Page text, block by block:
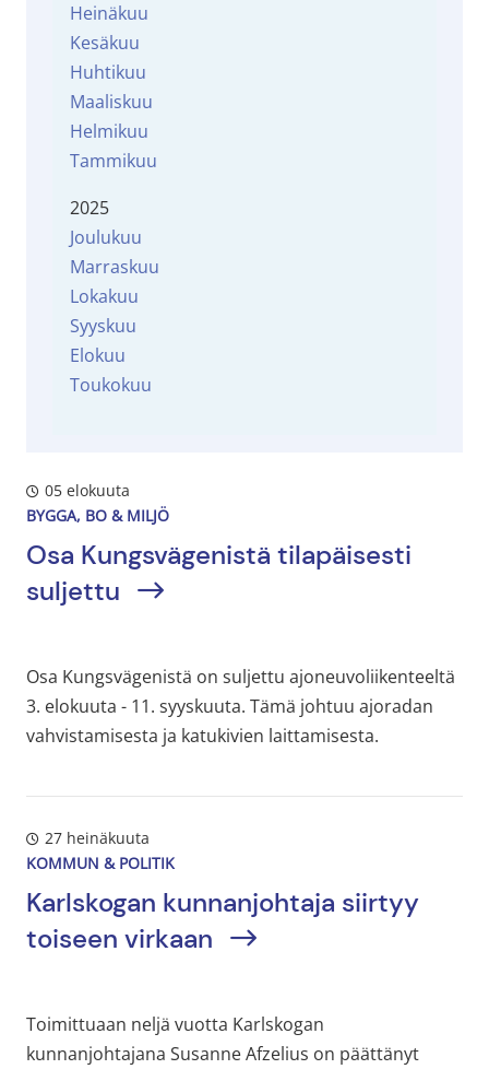
Heinäkuu
Kesäkuu
Huhtikuu
Maaliskuu
Helmikuu
Tammikuu
2025
Joulukuu
Marraskuu
Lokakuu
Syyskuu
Elokuu
Toukokuu
05 elokuuta
BYGGA, BO & MILJÖ
Osa Kungsvägenistä tilapäisesti
suljettu
Osa Kungsvägenistä on suljettu ajoneuvoliikenteeltä
3. elokuuta - 11. syyskuuta. Tämä johtuu ajoradan
vahvistamisesta ja katukivien laittamisesta.
27 heinäkuuta
KOMMUN & POLITIK
Karlskogan kunnanjohtaja siirtyy
toiseen virkaan
Toimittuaan neljä vuotta Karlskogan
kunnanjohtajana Susanne Afzelius on päättänyt